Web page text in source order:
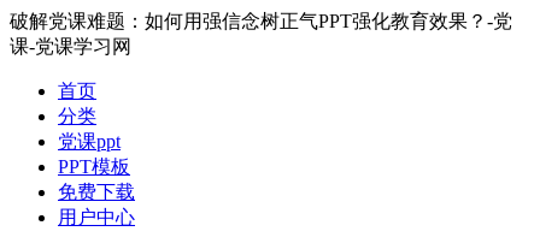
破解党课难题：如何用强信念树正气PPT强化教育效果？-党
课-党课学习网
首页
分类
党课ppt
PPT模板
免费下载
用户中心